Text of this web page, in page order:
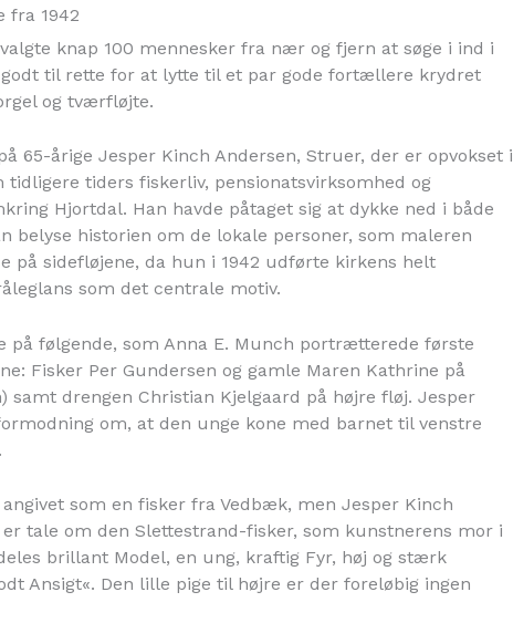
fra 1942
knap 100 mennesker fra nær og fjern at søge i ind i
til rette for at lytte til et par gode fortællere krydret
og tværfløjte.
65-årige Jesper Kinch Andersen, Struer, der er opvokset i
tiders fiskerliv, pensionatsvirksomhed og
Hjortdal. Han havde påtaget sig at dykke ned i både
belyse historien om de lokale personer, som maleren
på sidefløjene, da hun i 1942 udførte kirkens helt
som det centrale motiv.
på følgende, som Anna E. Munch portrætterede første
Fisker Per Gundersen og gamle Maren Kathrine på
samt drengen Christian Kjelgaard på højre fløj. Jesper
om, at den unge kone med barnet til venstre
som en fisker fra Vedbæk, men Jesper Kinch
tale om den Slettestrand-fisker, som kunstnerens mor i
brillant Model, en ung, kraftig Fyr, høj og stærk
Ansigt«. Den lille pige til højre er der foreløbig ingen